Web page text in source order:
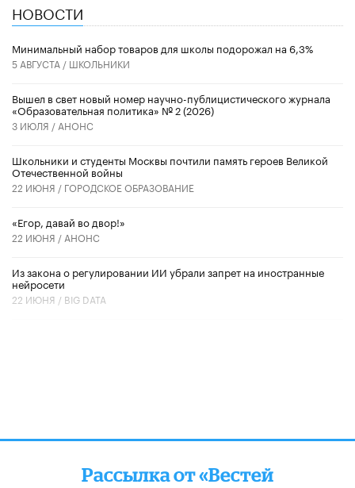
НОВОСТИ
Минимальный набор товаров для школы подорожал на 6,3%
5 АВГУСТА / ШКОЛЬНИКИ
Вышел в свет новый номер научно-публицистического журнала
«Образовательная политика» № 2 (2026)
3 ИЮЛЯ / АНОНС
Школьники и студенты Москвы почтили память героев Великой
Отечественной войны
22 ИЮНЯ / ГОРОДСКОЕ ОБРАЗОВАНИЕ
«Егор, давай во двор!»
22 ИЮНЯ / АНОНС
Из закона о регулировании ИИ убрали запрет на иностранные
нейросети
22 ИЮНЯ / BIG DATA
Рассылка от «Вестей